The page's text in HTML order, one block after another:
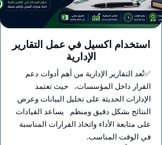
استخدام اكسيل في عمل التقارير
الإدارية
✅تُعد التقارير الإدارية من أهم أدوات دعم
القرار داخل المؤسسات، حيث تعتمد
الإدارات الحديثة على تحليل البيانات وعرض
النتائج بشكل دقيق ومنظم يساعد القيادات
على متابعة الأداء واتخاذ القرارات المناسبة
في الوقت المناسب.